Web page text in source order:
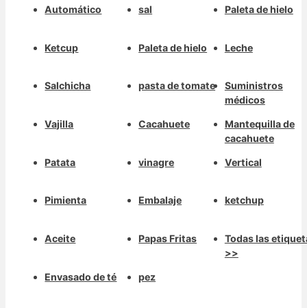
Automático
Ketcup
Salchicha
Vajilla
Patata
Pimienta
Aceite
Envasado de té
sal
Paleta de hielo
pasta de tomate
Cacahuete
vinagre
Embalaje
Papas Fritas
pez
Paleta de hielo
Leche
Suministros
médicos
Mantequilla de
cacahuete
Vertical
ketchup
Todas las
>>